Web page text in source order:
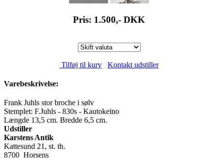
Pris: 1.500,- DKK
Tilføj til kurv Kontakt udstiller
Varebeskrivelse:
Frank Juhls stor broche i sølv
Stemplet: F.Juhls - 830s - Kautokeino
Længde 13,5 cm. Bredde 6,5 cm.
Udstiller
Karstens Antik
Kattesund 21, st. th.
8700 Horsens